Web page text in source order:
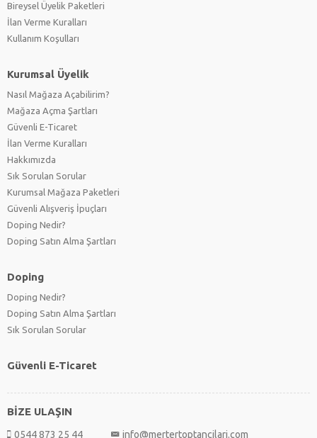
Bireysel Üyelik Paketleri
İlan Verme Kuralları
Kullanım Koşulları
Kurumsal Üyelik
Nasıl Mağaza Açabilirim?
Mağaza Açma Şartları
Güvenli E-Ticaret
İlan Verme Kuralları
Hakkımızda
Sık Sorulan Sorular
Kurumsal Mağaza Paketleri
Güvenli Alışveriş İpuçları
Doping Nedir?
Doping Satın Alma Şartları
Doping
Doping Nedir?
Doping Satın Alma Şartları
Sık Sorulan Sorular
Güvenli E-Ticaret
BİZE ULAŞIN
0544 873 25 44 info@mertertoptancilari.com